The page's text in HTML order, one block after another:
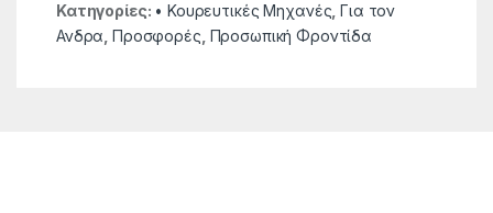
Κατηγορίες: • Κουρευτικές Μηχανές,Για τον
Ανδρα,Προσφορές, Προσωπική Φροντίδα